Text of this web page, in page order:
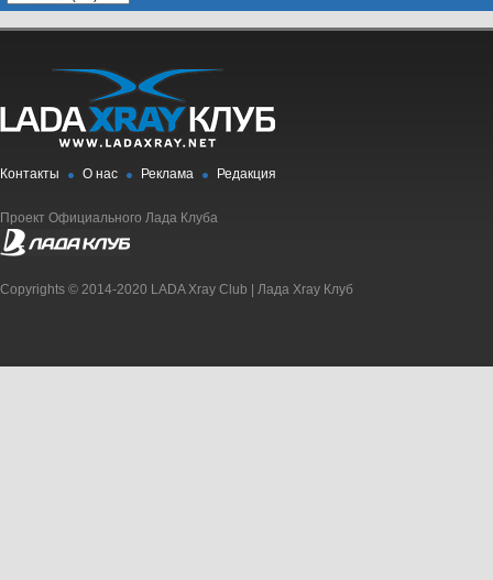
Контакты О нас Реклама Редакция
Проект Официального Лада Клуба
Copyrights © 2014-2020 LADA Xray Club | Лада Xray Клуб